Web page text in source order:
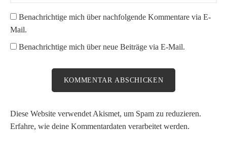
Benachrichtige mich über nachfolgende Kommentare via E-
Mail.
Benachrichtige mich über neue Beiträge via E-Mail.
Diese Website verwendet Akismet, um Spam zu reduzieren.
Erfahre, wie deine Kommentardaten verarbeitet werden.